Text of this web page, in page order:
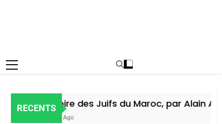
RECENTS
Histoire des Juifs du Maroc, par Alain
6 Jours Ago